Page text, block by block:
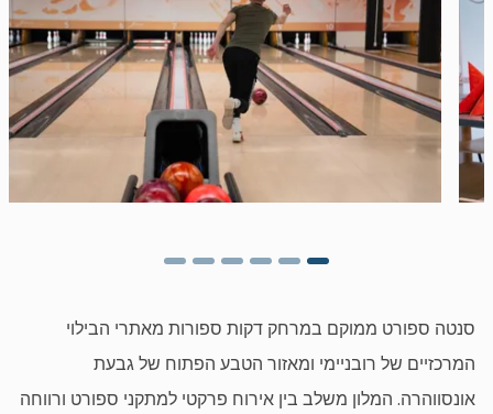
סנטה ספורט ממוקם במרחק דקות ספורות מאתרי הבילוי
המרכזיים של רובניימי ומאזור הטבע הפתוח של גבעת
אונסווהרה. המלון משלב בין אירוח פרקטי למתקני ספורט ורווחה